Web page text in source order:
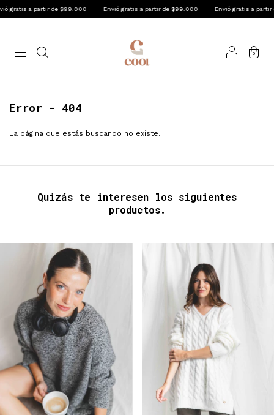
a partir de $99.000 Envió gratis a partir de $99.000 Envió gratis a partir
0
Error - 404
La página que estás buscando no existe.
Quizás te interesen los siguientes
productos.